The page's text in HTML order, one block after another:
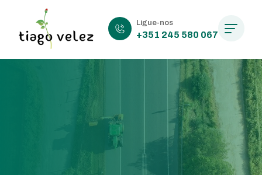
Ligue-nos
+351 245 580 067